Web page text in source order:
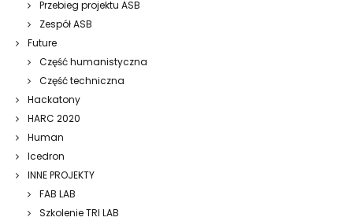
Przebieg projektu ASB
Zespół ASB
Future
Część humanistyczna
Część techniczna
Hackatony
HARC 2020
Human
Icedron
INNE PROJEKTY
FAB LAB
Szkolenie TRI LAB